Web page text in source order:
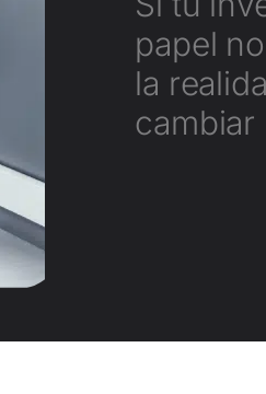
Si tu
papel
la
cambiar